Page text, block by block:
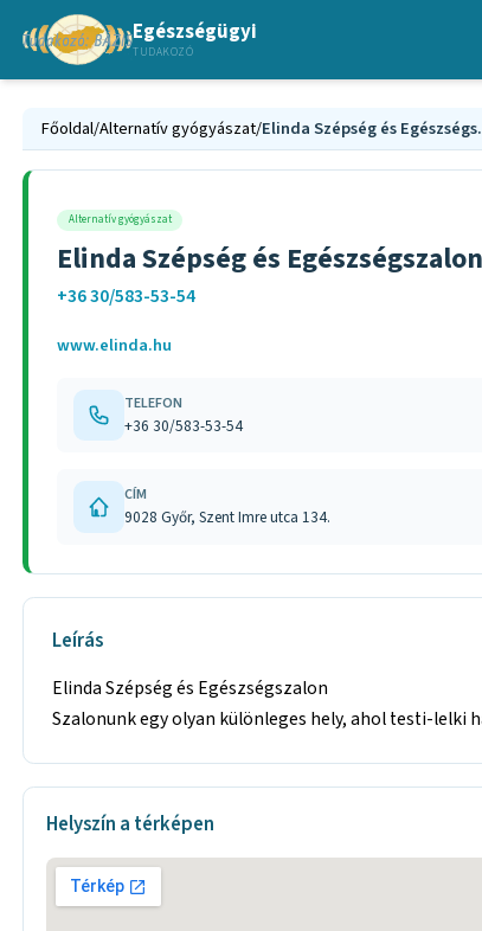
Egészségügyi
TUDAKOZÓ
Főoldal/Alternatív gyógyászat/
Alternatív gyógyászat
Elinda Szépség és Egészségszalon
+36 30/583-53-54
www.elinda.hu
TELEFON
+36 30/583-53-54
CÍM
9028 Győr, Szent Imre utca 134.
Leírás
Elinda Szépség és Egészségszalon
Szalonunk egy olyan különleges hely, ahol testi-
Helyszín a térképen